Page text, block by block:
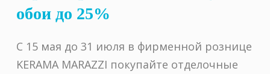
обои до 25%
С 15 мая до 31 июля в фирменной рознице
KERAMA MARAZZI покупайте отделочные